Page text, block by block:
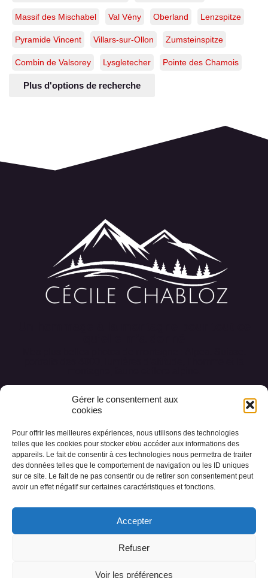
Gérer le consentement aux
cookies
Pour offrir les meilleures expériences, nous utilisons des technologies
telles que les cookies pour stocker et/ou accéder aux informations des
appareils. Le fait de consentir à ces technologies nous permettra de traiter
des données telles que le comportement de navigation ou les ID uniques
sur ce site. Le fait de ne pas consentir ou de retirer son consentement peut
avoir un effet négatif sur certaines caractéristiques et fonctions.
Accepter
Refuser
Voir les préférences
Massif des Mischabel Val Vény Oberland Lenzspitze
Pyramide Vincent Villars-sur-Ollon Zumsteinspitze
Combin de Valsorey Lysgletecher Pointe des Chamois
Plus d'options de recherche
Accueil Conception des œuvres
Les collections Photos des Alpes A propos
Livre d’or Contact